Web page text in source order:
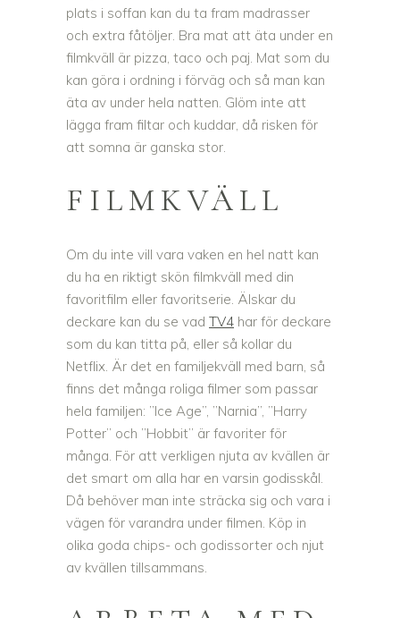
plats i soffan kan du ta fram madrasser
och extra fåtöljer. Bra mat att äta under en
filmkväll är pizza, taco och paj. Mat som du
kan göra i ordning i förväg och så man kan
äta av under hela natten. Glöm inte att
lägga fram filtar och kuddar, då risken för
att somna är ganska stor.
FILMKVÄLL
Om du inte vill vara vaken en hel natt kan
du ha en riktigt skön filmkväll med din
favoritfilm eller favoritserie. Älskar du
deckare kan du se vad TV4 har för deckare
som du kan titta på, eller så kollar du
Netflix. Är det en familjekväll med barn, så
finns det många roliga filmer som passar
hela familjen: ”Ice Age”, ”Narnia”, ”Harry
Potter” och ”Hobbit” är favoriter för
många. För att verkligen njuta av kvällen är
det smart om alla har en varsin godisskål.
Då behöver man inte sträcka sig och vara i
vägen för varandra under filmen. Köp in
olika goda chips- och godissorter och njut
av kvällen tillsammans.